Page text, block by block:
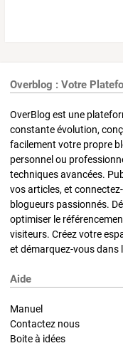
Overblog : Votre
OverBlog est une
constante évolution,
facilement votre propre
personnel ou
techniques avancées.
vos articles, et
blogueurs passionnés.
optimiser le
visiteurs. Créez votre
et démarquez-vous dans
Aide
Manuel
Contactez nous
Boite à idées